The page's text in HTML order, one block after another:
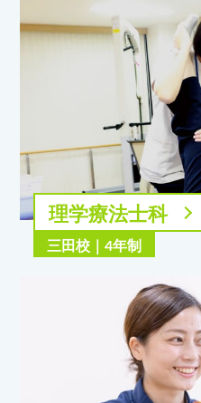
理学療法士科
三田校｜4年制